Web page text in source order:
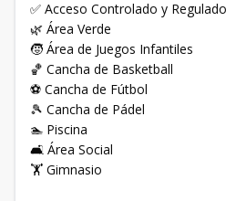
✅ Acceso Controlado y Regulado
🌿 Área Verde
🧒 Área de Juegos Infantiles
🏀 Cancha de Basketball
⚽ Cancha de Fútbol
🎾 Cancha de Pádel
🏊 Piscina
🛋️ Área Social
🏋️ Gimnasio